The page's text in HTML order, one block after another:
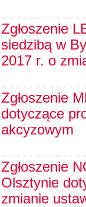
Zgłoszenie
siedzibą w
2017 r. o
Zgłoszenie
dotyczące
akcyzowym
Zgłoszenie
Olsztynie
zmianie